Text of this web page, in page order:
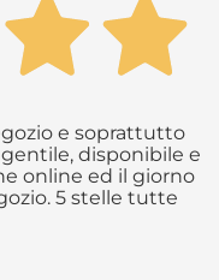
e soprattutto
gentile, disponibile e
online ed il giorno
5 stelle tutte